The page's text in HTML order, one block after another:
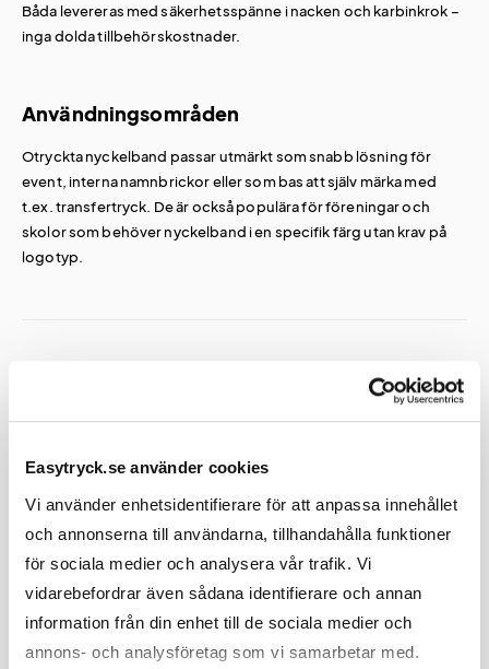
Easytryck.se använder cookies
Vi använder enhetsidentifierare för att anpassa innehållet
och annonserna till användarna, tillhandahålla funktioner
för sociala medier och analysera vår trafik. Vi
vidarebefordrar även sådana identifierare och annan
information från din enhet till de sociala medier och
annons- och analysföretag som vi samarbetar med.
Båda levereras med säkerhetsspänne i nacken och karbinkrok –
inga dolda tillbehörskostnader.
Användningsområden
Otryckta nyckelband passar utmärkt som snabb lösning för
event, interna namnbrickor eller som bas att själv märka med
t.ex. transfertryck. De är också populära för föreningar och
skolor som behöver nyckelband i en specifik färg utan krav på
logotyp.
Vanliga frågor om Nyckelband -
Otryckta nyckelband finns alltid i lager och skickas samma dag
vid beställning före kl. 14 på vardagar.
Finns det krav på minimiantal för otryckta nyckelband?